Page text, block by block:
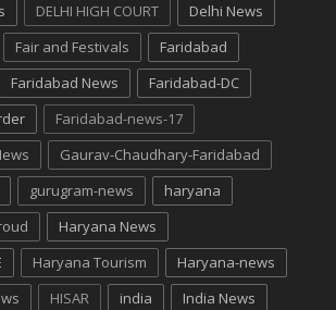
DELHI HIGH COURT
Delhi News
Fair and Festivals
Faridabad
Faridabad News
Faridabad-DC
Faridabad-news-17
Gaurav-Chaudhary-Faridabad
gurugram-news
haryana
Haryana News
Haryana Tourism
Haryana-news
HISAR india
India News